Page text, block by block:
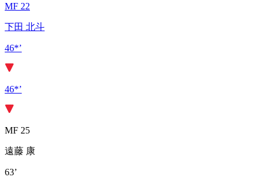
MF 22
下田 北斗
46*’
46*’
MF 25
遠藤 康
63’